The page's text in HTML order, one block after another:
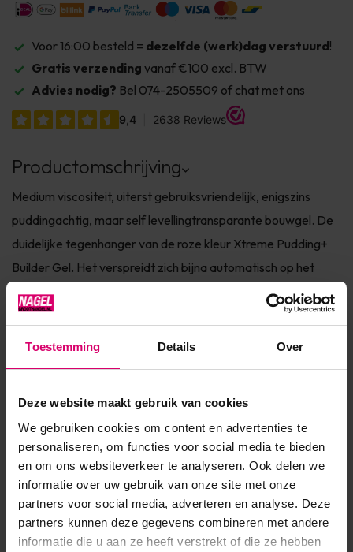
Toestemming Details Over
Deze website maakt gebruik van cookies
We gebruiken cookies om content en advertenties te
personaliseren, om functies voor social media te bieden
en om ons websiteverkeer te analyseren. Ook delen we
informatie over uw gebruik van onze site met onze
partners voor social media, adverteren en analyse. Deze
partners kunnen deze gegevens combineren met andere
informatie die u aan ze heeft verstrekt of die ze hebben
Voor 16:00 besteld = dezelfde (werk)dag verstuurd!
Gratis verzending vanaf €100 excl. BTW
Advies nodig? Bel 074-2505509 of chat met ons
Productomschrijving
Medium viscositeit, uiterst gebruiksvriendelijk, enigszins
puddingachtig, maar self levellingtransparante bouwgel. De
duidelijke tegenhanger van de roze kleur Xtreme Pudding+
Builder Gel. Het verspreidt zich bijna automatisch op het
oppervlak met de juiste controle, om de gewenste curve te
krijgen. Het kan worden gebruikt voor bouw-, vul- en vijlvr...
Toon meer
Product specificaties
Artikelnummer
SKU 612383